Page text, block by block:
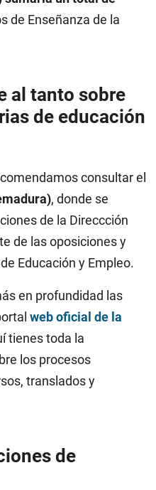
de Enseñanza de la
al tanto sobre
de educación
consultar el
, donde se
de la Direccción
de las oposiciones y
Educación y Empleo.
en profundidad las
web oficial de la
tienes toda la
los procesos
translados y
de